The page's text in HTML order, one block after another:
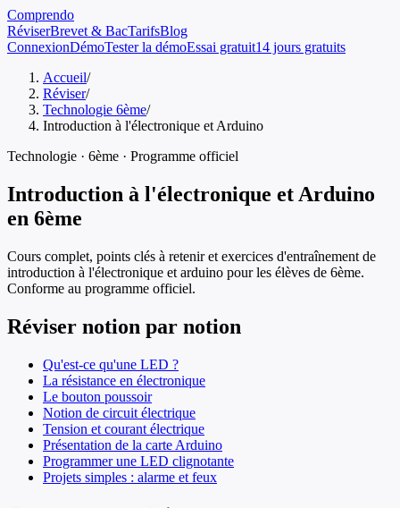
Comprendo
RéviserBrevet & BacTarifsBlog
ConnexionDémoTester la démoEssai gratuit14 jours gratuits
Accueil/
Réviser/
Technologie 6ème/
Introduction à l'électronique et Arduino
Technologie · 6ème · Programme officiel
Introduction à l'électronique et Arduino
en 6ème
Cours complet, points clés à retenir et exercices d'entraînement de
introduction à l'électronique et arduino pour les élèves de 6ème.
Conforme au programme officiel.
Réviser notion par notion
Qu'est-ce qu'une LED ?
La résistance en électronique
Le bouton poussoir
Notion de circuit électrique
Tension et courant électrique
Présentation de la carte Arduino
Programmer une LED clignotante
Projets simples : alarme et feux